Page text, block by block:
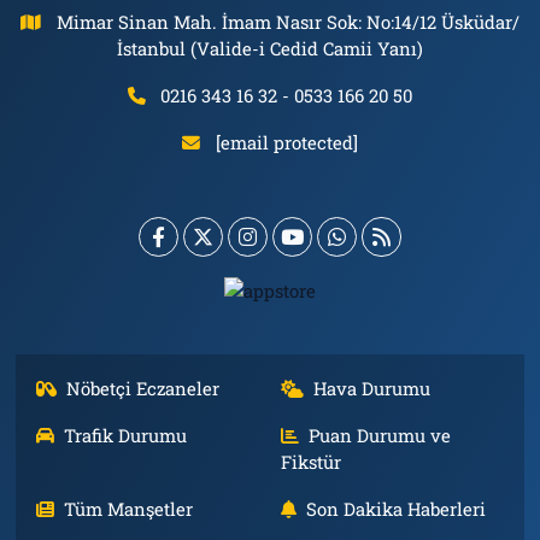
Mimar Sinan Mah. İmam Nasır Sok: No:14/12 Üsküdar/
İstanbul (Valide-i Cedid Camii Yanı)
0216 343 16 32 - 0533 166 20 50
[email protected]
Nöbetçi Eczaneler
Hava Durumu
Trafik Durumu
Puan Durumu ve
Fikstür
Tüm Manşetler
Son Dakika Haberleri